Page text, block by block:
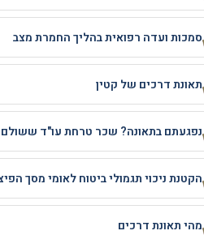
סמכות ועדה רפואית בהליך החמרת מצב
תאונת דרכים של קטין
נפגעתם בתאונה? שכר טרחת עו"ד ששולם
הקטנת ניכוי תגמולי ביטוח לאומי מסך
מהי תאונת דרכים